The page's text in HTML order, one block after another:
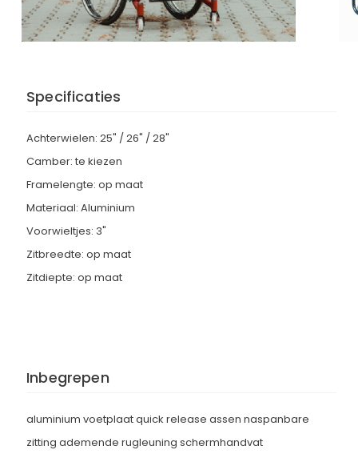
Specificaties
Achterwielen: 25" / 26" / 28"
Camber: te kiezen
Framelengte: op maat
Materiaal: Aluminium
Voorwieltjes: 3"
Zitbreedte: op maat
Zitdiepte: op maat
Inbegrepen
aluminium voetplaat quick release assen naspanbare
zitting ademende rugleuning schermhandvat